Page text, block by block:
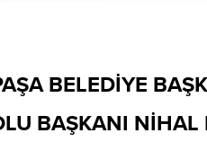
BELEDİYE
BAŞKANI NİHAL